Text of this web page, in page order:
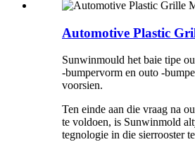
Automotive Plastic
Sunwinmould het baie tipe
-bumpervorm en outo -
voorsien.
Ten einde aan die vraag na
te voldoen, is Sunwinmold
tegnologie in die sierrooster